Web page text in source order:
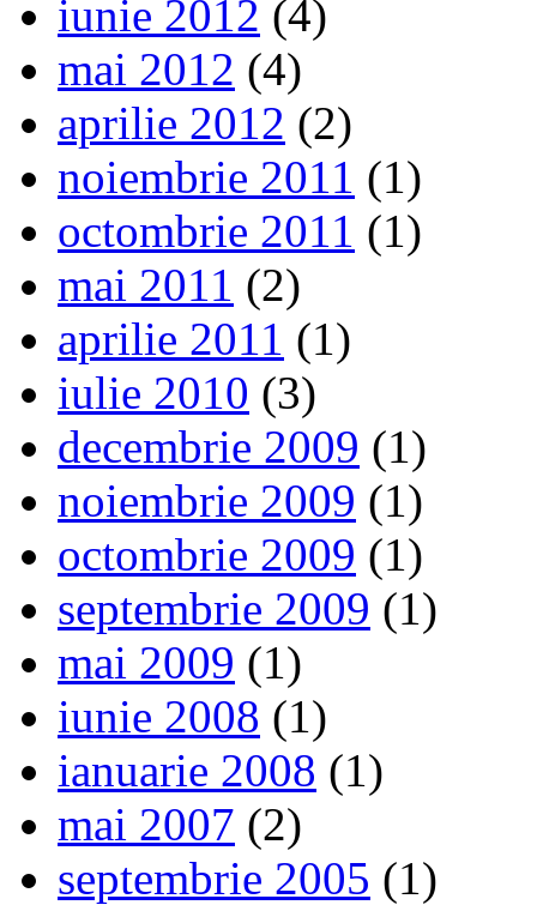
iunie 2012 (4)
mai 2012 (4)
aprilie 2012 (2)
noiembrie 2011 (1)
octombrie 2011 (1)
mai 2011 (2)
aprilie 2011 (1)
iulie 2010 (3)
decembrie 2009 (1)
noiembrie 2009 (1)
octombrie 2009 (1)
septembrie 2009 (1)
mai 2009 (1)
iunie 2008 (1)
ianuarie 2008 (1)
mai 2007 (2)
septembrie 2005 (1)